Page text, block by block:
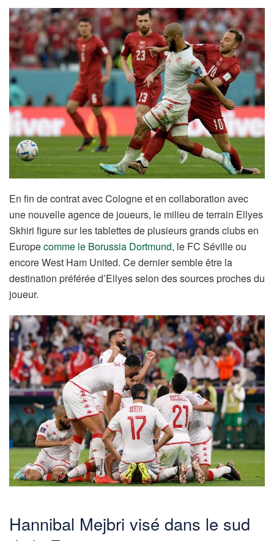
En fin de contrat avec Cologne et en collaboration avec
une nouvelle agence de joueurs, le milieu de terrain Ellyes
Skhiri figure sur les tablettes de plusieurs grands clubs en
Europecomme le Borussia Dortmund, le FC Séville ou
encore West Ham United. Ce dernier semble être la
destination préférée d’Ellyes selon des sources proches du
joueur.
Hannibal Mejbri visé dans le sud